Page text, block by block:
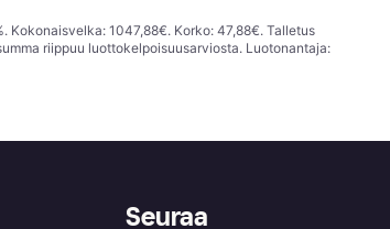
Kokonaisvelka: 1047,88€. Korko: 47,88€. Talletus
riippuu luottokelpoisuusarviosta. Luotonantaja:
Seuraa